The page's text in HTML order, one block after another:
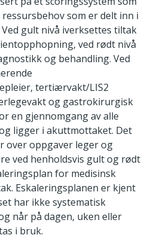
som er delt inn i
gult nivå iverksettes tiltak
ved rødt nivå
og behandling. Ved
tertiærvakt/LIS2
og gastrokirurgisk
en gjennomgang av alle
ligger i akuttmottaket. Det
over oppgaver leger og
ved henholdsvis gult og rødt
for medisinsk
Eskaleringsplanen er kjent
har ikke systematisk
når på dagen, uken eller
i bruk.